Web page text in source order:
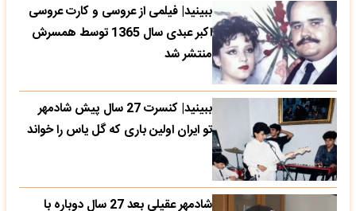
ببینید| فیلمی از عروسی و کارت عروسی
اکبر عبدی سال 1365 توسط همسرش
منتشر شد
ببینید| کنسرت 27 سال پیش شادمهر
تو ایران اولین باری که گل یاس را خواند
شادمهر عقیلی بعد 27 سال دوباره با